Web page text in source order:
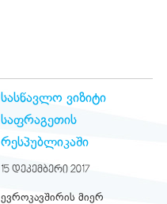
სასწავლო ვიზიტი
საფრაგეთის
რესპუბლიკაში
15 ᲓᲔᲙᲔᲛᲑᲔᲠᲘ 2017
ევროკავშირის მიერ